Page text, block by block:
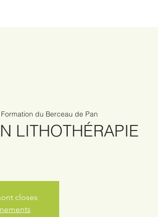
du Berceau de Pan
LITHOTHÉRAPIE
closes